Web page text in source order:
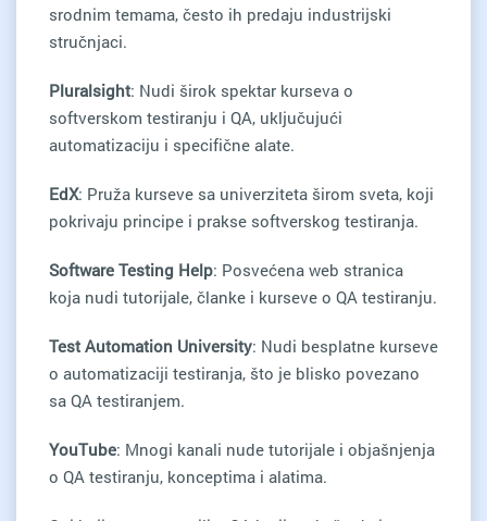
srodnim temama, često ih predaju industrijski
stručnjaci.
Pluralsight: Nudi širok spektar kurseva o
softverskom testiranju i QA, uključujući
automatizaciju i specifične alate.
EdX: Pruža kurseve sa univerziteta širom sveta, koji
pokrivaju principe i prakse softverskog testiranja.
Software Testing Help: Posvećena web stranica
koja nudi tutorijale, članke i kurseve o QA testiranju.
Test Automation University: Nudi besplatne kurseve
o automatizaciji testiranja, što je blisko povezano
sa QA testiranjem.
YouTube: Mnogi kanali nude tutorijale i objašnjenja
o QA testiranju, konceptima i alatima.